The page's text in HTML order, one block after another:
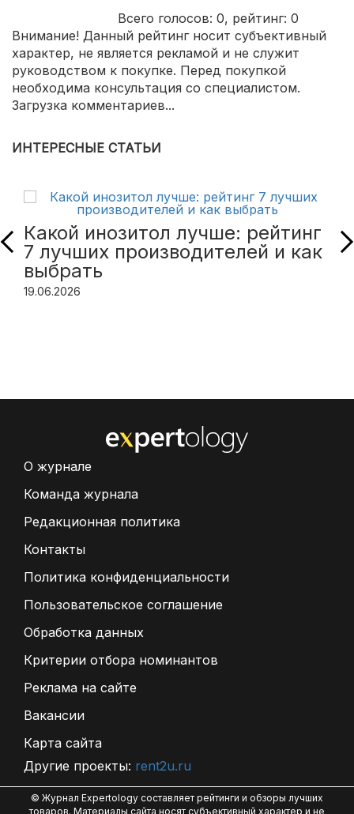
Всего голосов: 0, рейтинг: 0
Внимание! Данный рейтинг носит субъективный
характер, не является рекламой и не служит
руководством к покупке. Перед покупкой
необходима консультация со специалистом.
Загрузка комментариев...
ИНТЕРЕСНЫЕ СТАТЬИ
Какой инозитол лучше: рейтинг
7 лучших производителей и как
выбрать
19.06.2026
О журнале
Команда журнала
Редакционная политика
Контакты
Политика конфиденциальности
Пользовательское соглашение
Обработка данных
Критерии отбора номинантов
Реклама на сайте
Вакансии
Карта сайта
Другие проекты: rent2u.ru
© Журнал Expertology составляет рейтинги и обзоры лучших
товаров. Материалы сайта носят субъективный характер и не